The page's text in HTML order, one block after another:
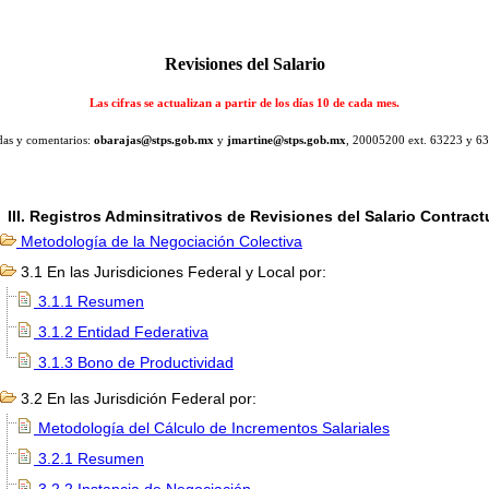
Revisiones del Salario
Las cifras se actualizan a partir de los días 10 de cada mes.
y comentarios: obarajas@stps.gob.mx y jmartine@stps.gob.mx , 20005200 ext. 63223 y
III. Registros Adminsitrativos de Revisiones del Salario
Metodología de la Negociación Colectiva
3.1 En las Jurisdiciones Federal y Local por:
3.1.1 Resumen
3.1.2 Entidad Federativa
3.1.3 Bono de Productividad
3.2 En las Jurisdición Federal por:
Metodología del Cálculo de Incrementos Salariales
3.2.1 Resumen